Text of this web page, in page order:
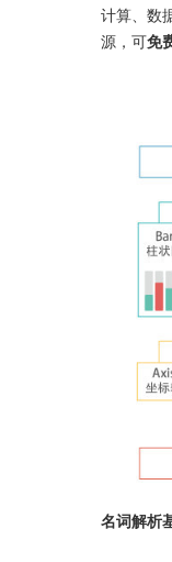
计算、数
源，可免
名词解析